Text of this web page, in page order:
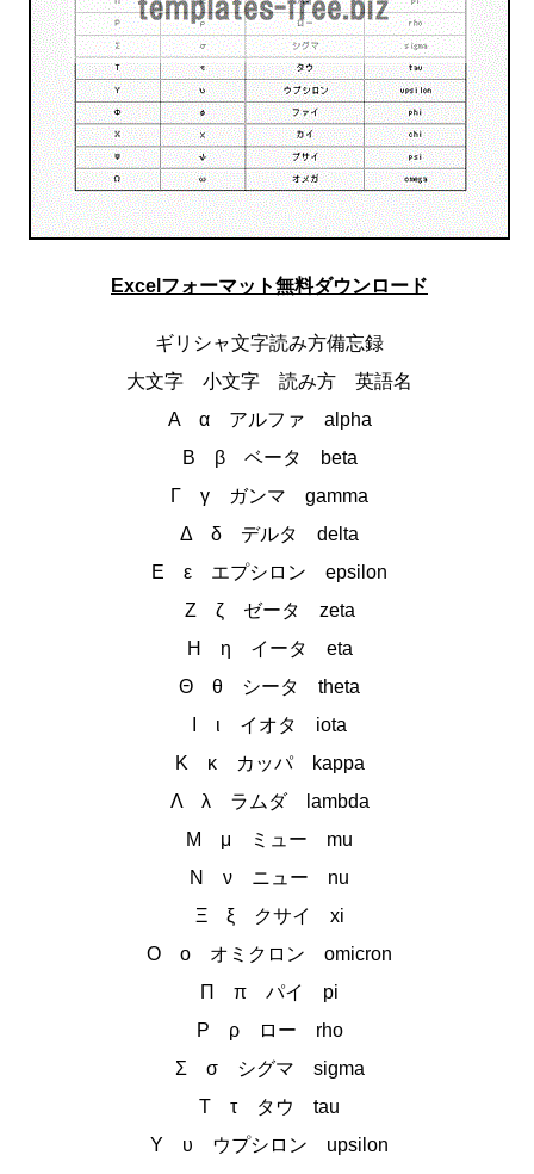
Excelフォーマット無料ダウンロード
ギリシャ文字読み方備忘録
大文字 小文字 読み方 英語名
Α α アルファ alpha
Β β ベータ beta
Γ γ ガンマ gamma
Δ δ デルタ delta
Ε ε エプシロン epsilon
Ζ ζ ゼータ zeta
Η η イータ eta
Θ θ シータ theta
Ι ι イオタ iota
Κ κ カッパ kappa
Λ λ ラムダ lambda
Μ μ ミュー mu
Ν ν ニュー nu
Ξ ξ クサイ xi
Ο ο オミクロン omicron
Π π パイ pi
Ρ ρ ロー rho
Σ σ シグマ sigma
Τ τ タウ tau
Υ υ ウプシロン upsilon